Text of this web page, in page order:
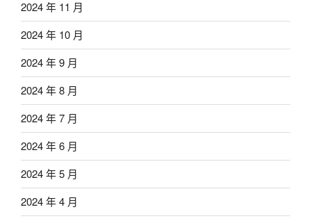
2024 年 11 月
2024 年 10 月
2024 年 9 月
2024 年 8 月
2024 年 7 月
2024 年 6 月
2024 年 5 月
2024 年 4 月